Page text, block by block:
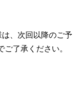
、次回以降のご予
了承ください。